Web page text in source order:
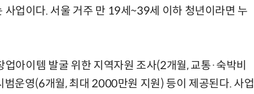
업이다. 서울 거주 만 19세~39세 이하 청년이라면 누
이템 발굴 위한 지역자원 조사(2개월, 교통·숙박비
운영(6개월, 최대 2000만원 지원) 등이 제공된다. 사업